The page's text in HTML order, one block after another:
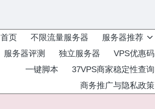
首页 不限流量服务器
服务器推荐
服务器评测
独立服务器
VPS优惠码
一键脚本
37VPS商家稳定性查询
商务推广与隐私政策